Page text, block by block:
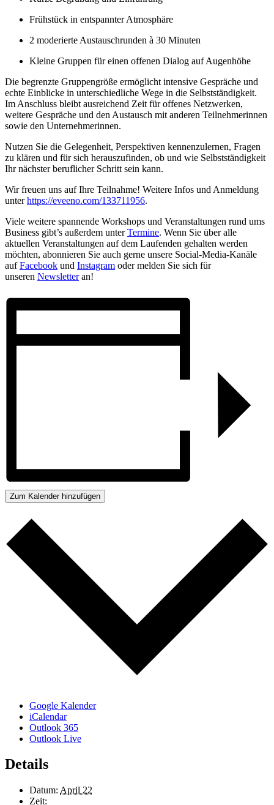
Frühstück in entspannter Atmosphäre
2 moderierte Austauschrunden à 30 Minuten
Kleine Gruppen für einen offenen Dialog auf Augenhöhe
Die begrenzte Gruppengröße ermöglicht intensive Gespräche und
echte Einblicke in unterschiedliche Wege in die Selbstständigkeit.
Im Anschluss bleibt ausreichend Zeit für offenes Netzwerken,
weitere Gespräche und den Austausch mit anderen Teilnehmerinnen
sowie den Unternehmerinnen.
Nutzen Sie die Gelegenheit, Perspektiven kennenzulernen, Fragen
zu klären und für sich herauszufinden, ob und wie Selbstständigkeit
Ihr nächster beruflicher Schritt sein kann.
Wir freuen uns auf Ihre Teilnahme! Weitere Infos und Anmeldung
unterhttps://eveeno.com/133711956.
Viele weitere spannende Workshops und Veranstaltungen rund ums
Business gibt’s außerdem unterTermine. Wenn Sie über alle
aktuellen Veranstaltungen auf dem Laufenden gehalten werden
möchten, abonnieren Sie auch gerne unsere Social-Media-Kanäle
aufFacebook und Instagram oder melden Sie sich für
unseren Newsletteran!
Zum Kalender hinzufügen
Google Kalender
iCalendar
Outlook 365
Outlook Live
Details
Datum: April 22
Zeit: